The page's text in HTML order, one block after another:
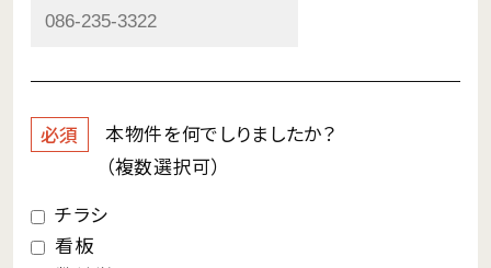
必須 本物件を何で しりましたか？
（複数選択可）
チラシ
看板